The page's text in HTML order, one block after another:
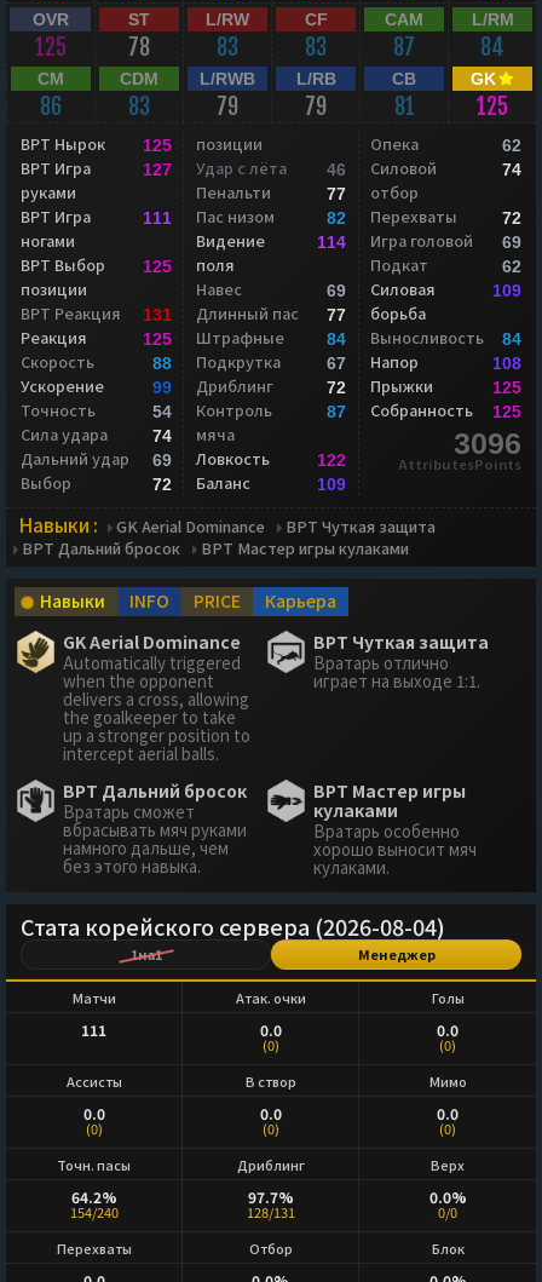
OVR
125
ST
78
L/RW
83
CF
83
CAM
87
L/RM
84
CM
86
CDM
83
L/RWB
79
L/RB
79
CB
81
GK
125
ВРТ Нырок 125
ВРТ Игра
руками
127
ВРТ Игра
ногами
111
ВРТ Выбор
позиции
125
ВРТ Реакция 131
Реакция 125
Скорость 88
Ускорение 99
Точность 54
Сила удара 74
Дальний удар 69
Выбор
позиции
72
Удар с лёта 46
Пенальти 77
Пас низом 82
Видение
поля
114
Навес 69
Длинный пас 77
Штрафные 84
Подкрутка 67
Дриблинг 72
Контроль
мяча
87
Ловкость 122
Баланс 109
Опека 62
Силовой
отбор
74
Перехваты 72
Игра головой 69
Подкат 62
Силовая
борьба
109
Выносливость 84
Напор 108
Прыжки 125
Собранность 125
3096
AttributesPoints
Навыки : GK Aerial Dominance
ВРТ Чуткая защита
ВРТ Дальний бросок
ВРТ Мастер игры кулаками
Навыки INFO PRICE
Карьера
GK Aerial Dominance
Automatically triggered
when the opponent
delivers a cross, allowing
the goalkeeper to take
up a stronger position to
intercept aerial balls.
ВРТ Чуткая защита
Вратарь отлично
играет на выходе 1:1.
ВРТ Дальний бросок
Вратарь сможет
вбрасывать мяч руками
намного дальше, чем
без этого навыка.
ВРТ Мастер игры
кулаками
Вратарь особенно
хорошо выносит мяч
кулаками.
Стата корейского сервера (2026-08-04)
1на1 Менеджер
Матчи
111
Атак. очки
0.0
(0)
Голы
0.0
(0)
Ассисты
0.0
(0)
В створ
0.0
(0)
Мимо
0.0
(0)
Точн. пасы
64.2%
154/240
Дриблинг
97.7%
128/131
Верх
0.0%
0/0
Перехваты
Отбор Блок